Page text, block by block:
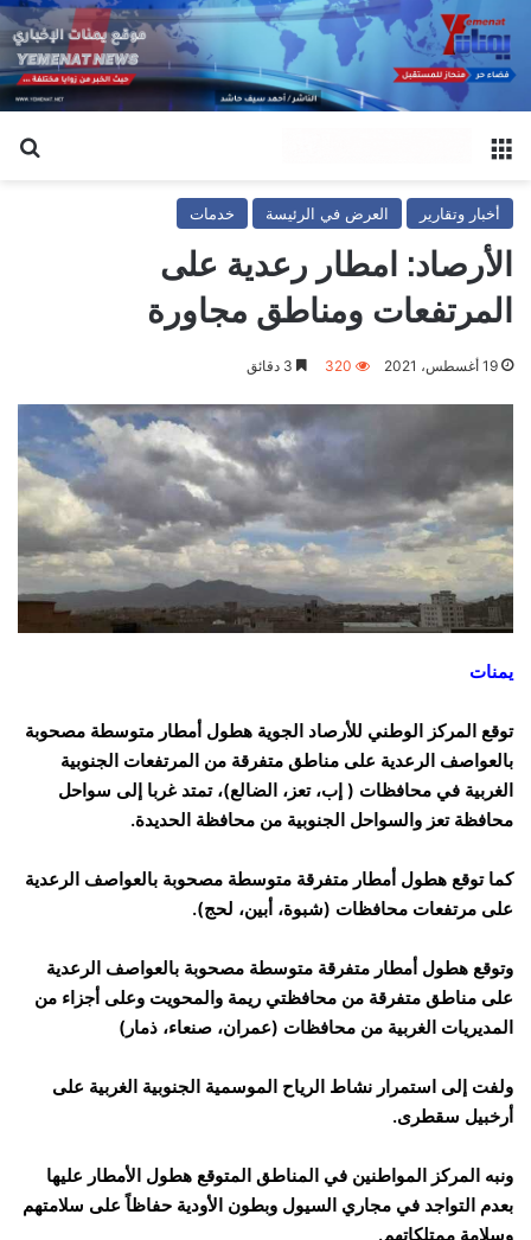
أخبار وتقارير العرض في الرئيسة خدمات
الأرصاد: امطار رعدية على
المرتفعات ومناطق مجاورة
19 أغسطس، 2021 320
يمنات
توقع المركز الوطني للأرصاد الجوية هطول أمطار متوسطة مصحوبة
بالعواصف الرعدية على مناطق متفرقة من المرتفعات الجنوبية
الغربية في محافظات ( إب، تعز، الضالع)، تمتد غربا إلى سواحل
محافظة تعز والسواحل الجنوبية من محافظة الحديدة.
كما توقع هطول أمطار متفرقة متوسطة مصحوبة بالعواصف الرعدية
على مرتفعات محافظات (شبوة، أبين، لحج).
وتوقع هطول أمطار متفرقة متوسطة مصحوبة بالعواصف الرعدية
على مناطق متفرقة من محافظتي ريمة والمحويت وعلى أجزاء من
المديريات الغربية من محافظات (عمران، صنعاء، ذمار)
ولفت إلى استمرار نشاط الرياح الموسمية الجنوبية الغربية على
أرخبيل سقطرى.
ونبه المركز المواطنين في المناطق المتوقع هطول الأمطار عليها
بعدم التواجد في مجاري السيول وبطون الأودية حفاظاً على سلامتهم
وسلامة ممتلكاتهم.